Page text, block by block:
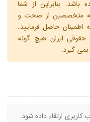
بنابراین از شما
به متخصصین از صحت و
حاصل فرمایید.
ایران هیچ گونه
گیرد.
ارتقاء داده شود.